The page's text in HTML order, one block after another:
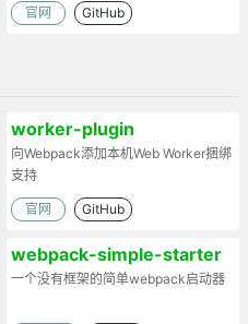
官网 GitHub
worker-plugin
向Webpack添加本机Web Worker捆绑
支持
官网 GitHub
webpack-simple-starter
一个没有框架的简单webpack启动器